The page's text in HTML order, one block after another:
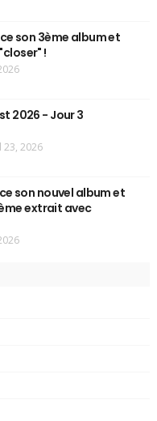
son 3ème album et
!
2026 - Jour 3
23, 2026
son nouvel album et
extrait avec